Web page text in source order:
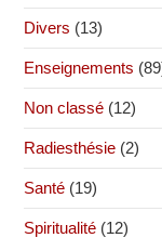
Divers (13)
Enseignements
Non classé (12)
Radiesthésie (2)
Santé (19)
Spiritualité (12)